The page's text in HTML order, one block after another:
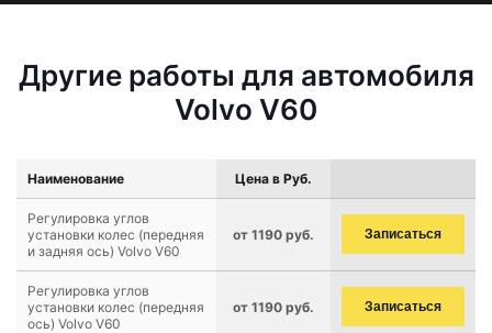
Другие работы для автомобиля
Volvo V60
Наименование Цена в Руб.
Регулировка углов
установки колес (передняя
и задняя ось) Volvo V60
от 1190 руб. Записаться
Регулировка углов
установки колес (передняя
ось) Volvo V60
от 1190 руб. Записаться